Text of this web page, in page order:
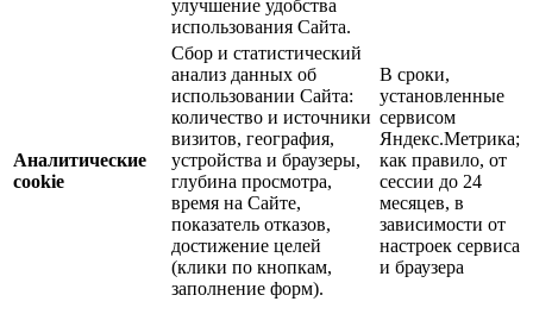
улучшение удобства
использования Сайта.
Аналитические
cookie
Сбор и статистический
анализ данных об
использовании Сайта:
количество и источники
визитов, география,
устройства и браузеры,
глубина просмотра,
время на Сайте,
показатель отказов,
достижение целей
(клики по кнопкам,
заполнение форм).
В сроки,
установленные
сервисом
Яндекс.Метрика;
как правило, от
сессии до 24
месяцев, в
зависимости от
настроек сервиса
и браузера